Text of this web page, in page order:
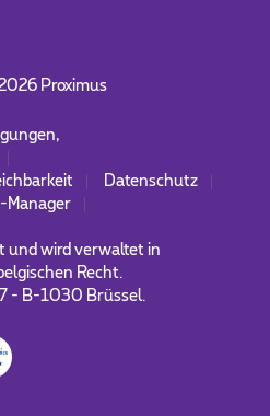
Proximus
Datenschutz
Manager
und wird verwaltet in
Recht.
- B-1030 Brüssel.